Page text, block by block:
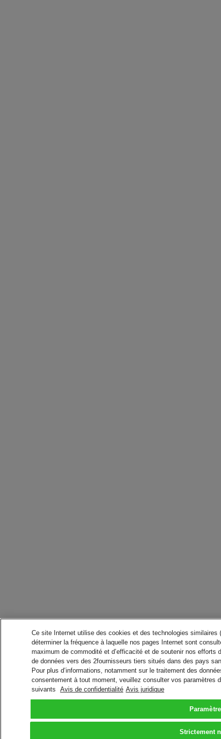
Ce site Internet utilise des cookies et des technologies
déterminer la fréquence à laquelle nos pages Internet sont
maximum de commodité et d’efficacité et de soutenir nos
de données vers des 2fournisseurs tiers situés dans des pays
Pour plus d’informations, notamment sur le traitement des
consentement à tout moment, veuillez consulter vos paramètres
suivants
Avis de confidentialité Avis juridique
Strictement